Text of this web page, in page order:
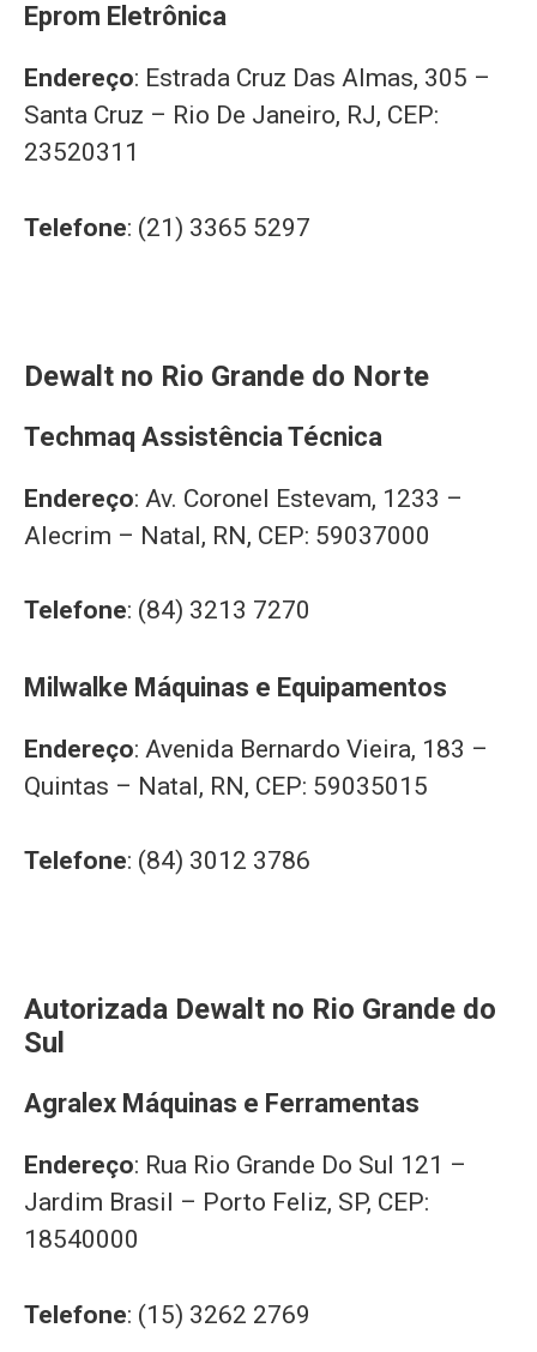
Eprom Eletrônica
Endereço: Estrada Cruz Das Almas, 305 –
Santa Cruz – Rio De Janeiro, RJ, CEP:
23520311
Telefone: (21) 3365 5297
Dewalt no Rio Grande do Norte
Techmaq Assistência Técnica
Endereço: Av. Coronel Estevam, 1233 –
Alecrim – Natal, RN, CEP: 59037000
Telefone: (84) 3213 7270
Milwalke Máquinas e Equipamentos
Endereço: Avenida Bernardo Vieira, 183 –
Quintas – Natal, RN, CEP: 59035015
Telefone: (84) 3012 3786
Autorizada Dewalt no Rio Grande do
Sul
Agralex Máquinas e Ferramentas
Endereço: Rua Rio Grande Do Sul 121 –
Jardim Brasil – Porto Feliz, SP, CEP:
18540000
Telefone: (15) 3262 2769